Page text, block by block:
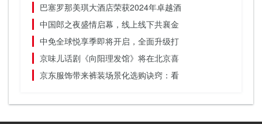
巴塞罗那美琪大酒店荣获2024年卓越酒
中国郎之夜盛情启幕，线上线下共襄金
中免全球悦享季即将开启，全面升级打
京味儿话剧《向阳理发馆》将在北京喜
京东服饰带来裤装场景化选购诀窍：看